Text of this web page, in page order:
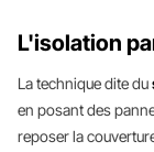
L'isolation
La technique dite du
en posant des
reposer la